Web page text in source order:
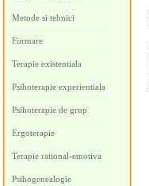
Metode si tehnici
Formare
Terapie existentiala
Psihoterapie experientiala
Psihoterapie de grup
Ergoterapie
Terapie rational-emotiva
Psihogenealogie